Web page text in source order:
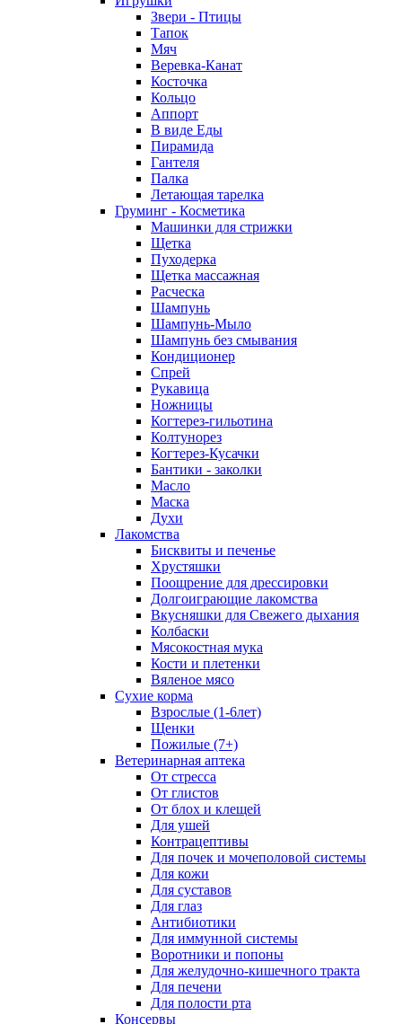
Звери - Птицы
Тапок
Мяч
Веревка-Канат
Косточка
Кольцо
Аппорт
В виде Еды
Пирамида
Гантеля
Палка
Летающая тарелка
Груминг - Косметика
Машинки для стрижки
Щетка
Пуходерка
Щетка массажная
Расческа
Шампунь
Шампунь-Мыло
Шампунь без cмывания
Кондиционер
Спрей
Рукавица
Ножницы
Когтерез-гильотина
Колтунорез
Когтерез-Кусачки
Бантики - заколки
Масло
Маска
Духи
Лакомства
Бисквиты и печенье
Хрустяшки
Поощрение для дрессировки
Долгоиграющие лакомства
Вкусняшки для Свежего дыхания
Колбаски
Мясокостная мука
Кости и плетенки
Вяленое мясо
Сухие корма
Взрослые (1-6лет)
Щенки
Пожилые (7+)
Ветеринарная аптека
От стресса
От глистов
От блох и клещей
Для ушей
Контрацептивы
Для почек и мочеполовой системы
Для кожи
Для суставов
Для глаз
Антибиотики
Для иммунной системы
Воротники и попоны
Для желудочно-кишечного тракта
Для печени
Для полости рта
Консервы